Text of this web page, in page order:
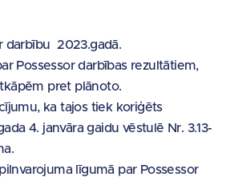
darbību 2023.gadā.
Possessor darbības rezultātiem,
pret plānoto.
ka tajos tiek koriģēts
4. janvāra gaidu vēstulē Nr. 3.13-
līgumā par Possessor